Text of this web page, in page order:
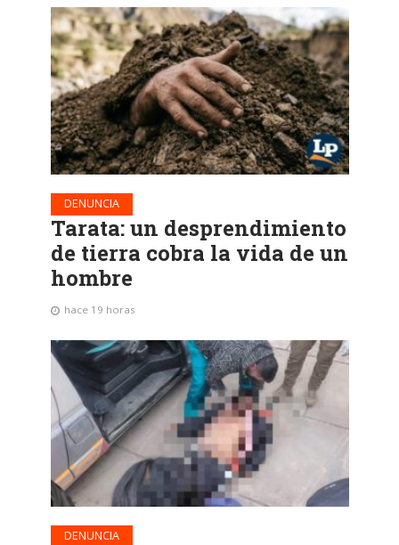
DENUNCIA
Tarata: un desprendimiento
de tierra cobra la vida de un
hombre
hace 19 horas
DENUNCIA